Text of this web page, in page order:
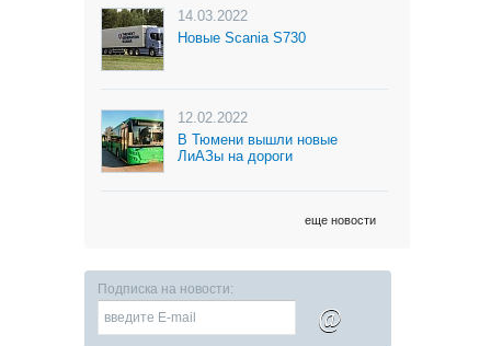
14.03.2022
Новые Scania S730
12.02.2022
В Тюмени вышли новые
ЛиАЗы на дороги
еще новости
Подписка на новости:
@